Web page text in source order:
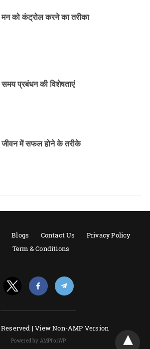
मन को कंट्रोल करने का तरीका
समय प्रबंधन की विशेषताएं
जीवन में सफल होने के तरीके
Blogs Contact Us
Privacy Policy
Term & Conditions
|View Non-AMP Version
Powered by AMPforWP